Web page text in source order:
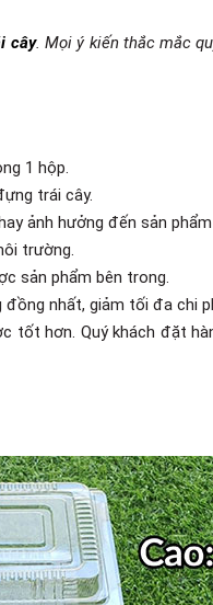
cây. Mọi ý kiến thắc mắc
1 hộp.
trái cây.
ảnh hưởng đến sản
trường.
sản phẩm bên trong.
nhất, giảm tối đa chi
tốt hơn. Quý khách đặt